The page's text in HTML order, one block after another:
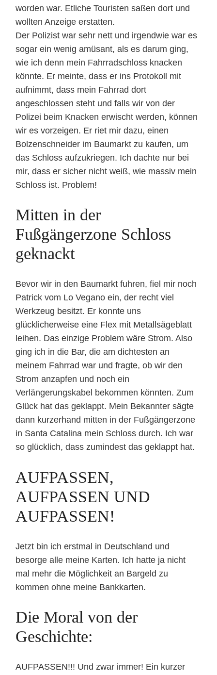
worden war. Etliche Touristen saßen dort und
wollten Anzeige erstatten.
Der Polizist war sehr nett und irgendwie war es
sogar ein wenig amüsant, als es darum ging,
wie ich denn mein Fahrradschloss knacken
könnte. Er meinte, dass er ins Protokoll mit
aufnimmt, dass mein Fahrrad dort
angeschlossen steht und falls wir von der
Polizei beim Knacken erwischt werden, können
wir es vorzeigen. Er riet mir dazu, einen
Bolzenschneider im Baumarkt zu kaufen, um
das Schloss aufzukriegen. Ich dachte nur bei
mir, dass er sicher nicht weiß, wie massiv mein
Schloss ist. Problem!
Mitten in der
Fußgängerzone Schloss
geknackt
Bevor wir in den Baumarkt fuhren, fiel mir noch
Patrick vom Lo Vegano ein, der recht viel
Werkzeug besitzt. Er konnte uns
glücklicherweise eine Flex mit Metallsägeblatt
leihen. Das einzige Problem wäre Strom. Also
ging ich in die Bar, die am dichtesten an
meinem Fahrrad war und fragte, ob wir den
Strom anzapfen und noch ein
Verlängerungskabel bekommen könnten. Zum
Glück hat das geklappt. Mein Bekannter sägte
dann kurzerhand mitten in der Fußgängerzone
in Santa Catalina mein Schloss durch. Ich war
so glücklich, dass zumindest das geklappt hat.
AUFPASSEN,
AUFPASSEN UND
AUFPASSEN!
Jetzt bin ich erstmal in Deutschland und
besorge alle meine Karten. Ich hatte ja nicht
mal mehr die Möglichkeit an Bargeld zu
kommen ohne meine Bankkarten.
Die Moral von der
Geschichte:
AUFPASSEN!!! Und zwar immer! Ein kurzer